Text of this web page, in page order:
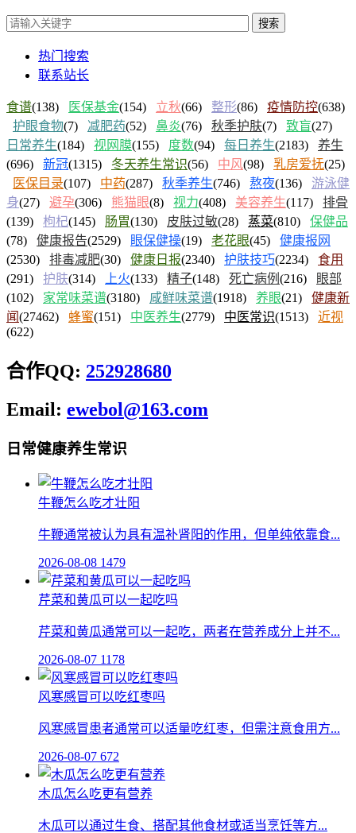
搜索
热门搜索
联系站长
食谱(138) 医保基金(154) 立秋(66) 整形(86) 疫情防控(638)
护眼食物(7) 减肥药(52) 鼻炎(76) 秋季护肤(7) 致盲(27)
日常养生(184) 视网膜(155) 度数(94) 每日养生(2183) 养生
(696) 新冠(1315) 冬天养生常识(56) 中风(98) 乳房爱抚(25)
医保目录(107) 中药(287) 秋季养生(746) 熬夜(136) 游泳健
身(27) 避孕(306) 熊猫眼(8) 视力(408) 美容养生(117) 排骨
(139) 枸杞(145) 肠胃(130) 皮肤过敏(28) 蒸菜(810) 保健品
(78) 健康报告(2529) 眼保健操(19) 老花眼(45) 健康报网
(2530) 排毒减肥(30) 健康日报(2340) 护肤技巧(2234) 食用
(291) 护肤(314) 上火(133) 精子(148) 死亡病例 (216)
眼部
(102) 家常味菜谱(3180) 咸鲜味菜谱(1918) 养眼(21) 健康新
闻(27462) 蜂蜜(151) 中医养生(2779) 中医常识(1513) 近视
(622)
合作QQ: 252928680
Email: ewebol@163.com
日常健康养生常识
牛鞭怎么吃才壮阳
牛鞭通常被认为具有温补肾阳的作用，但单纯依靠食...
2026-08-08 1479
芹菜和黄瓜可以一起吃吗
芹菜和黄瓜通常可以一起吃，两者在营养成分上并不...
2026-08-07 1178
风寒感冒可以吃红枣吗
风寒感冒患者通常可以适量吃红枣，但需注意食用方...
2026-08-07 672
木瓜怎么吃更有营养
木瓜可以通过生食、搭配其他食材或适当烹饪等方...